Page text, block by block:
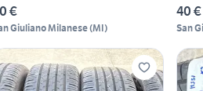
€
Giuliano Milanese(MI)
40 €
San